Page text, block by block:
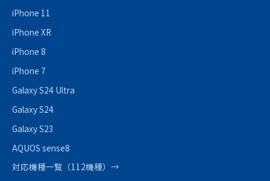
iPhone 11
iPhone XR
iPhone 8
iPhone 7
Galaxy S24 Ultra
Galaxy S24
Galaxy S23
AQUOS sense8
対応機種一覧（112機種）→